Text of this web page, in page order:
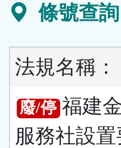
條號查詢
法規名稱：
廢/停 福建
服務社設